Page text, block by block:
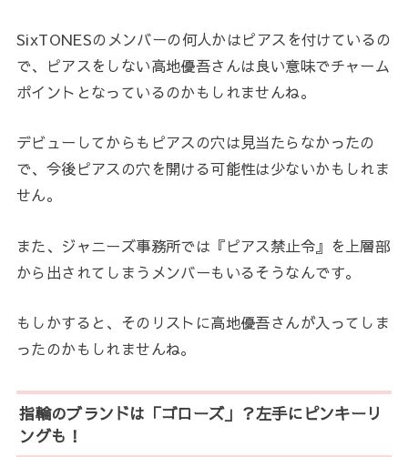
SixTONESのメンバーの何人かはピアスを付けているの
で、ピアスをしない高地優吾さんは良い意味でチャーム
ポイントとなっているのかもしれませんね。
デビューしてからもピアスの穴は見当たらなかったの
で、今後ピアスの穴を開ける可能性は少ないかもしれま
せん。
また、ジャニーズ事務所では『ピアス禁止令』を上層部
から出されてしまうメンバーもいるそうなんです。
もしかすると、そのリストに高地優吾さんが入ってしま
ったのかもしれませんね。
指輪のブランドは「ゴローズ」？左手にピンキーリ
ングも！